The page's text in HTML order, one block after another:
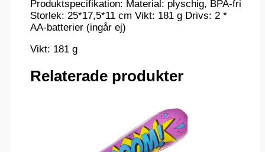
Produktspecifikation: Material: plyschig, BPA-fri
Storlek: 25*17,5*11 cm Vikt: 181 g Drivs: 2 *
AA-batterier (ingår ej)
Vikt: 181 g
Relaterade produkter